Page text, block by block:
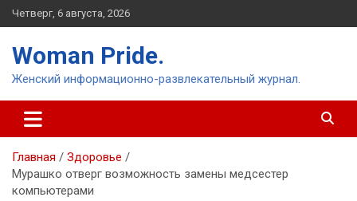
Перейти
к
Четверг, 6 августа, 2026
Woman Pride.
Женский информационно-развлекательный журнал.
Главная
Здоровье
Мурашко отверг возможность замены медсестер
компьютерами